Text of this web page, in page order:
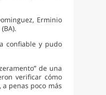
Erminio
confiable y pudo
de una
verificar cómo
penas poco más